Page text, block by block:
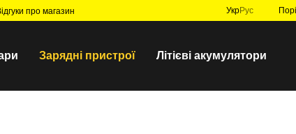
про магазин УкрРус
Зарядні пристрої Літієві акумулятори